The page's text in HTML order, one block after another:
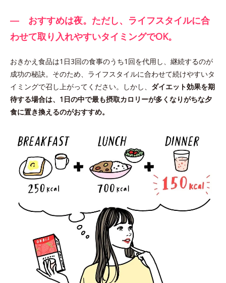
― おすすめは夜。ただし、ライフスタイルに合
わせて取り入れやすいタイミングでOK。
おきかえ食品は1日3回の食事のうち1回を代用し、継続するのが
成功の秘訣。そのため、ライフスタイルに合わせて続けやすいタ
イミングで召し上がってください。しかし、 ダイエット効果を期
待する場合は、1日の中で最も摂取カロリーが多くなりがちな夕
食に置き換えるのがおすすめ。